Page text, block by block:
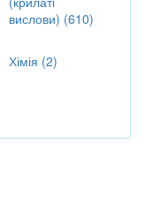
вислови) (610)
Хімія (2)